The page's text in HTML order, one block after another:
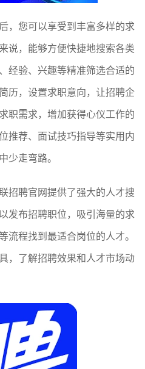
，您可以享受到丰富多样的求
说，能够方便快捷地搜索各类
经验、兴趣等精准筛选合适的
历，设置求职意向，让招聘企
职需求，增加获得心仪工作的
推荐、面试技巧指导等实用内
少走弯路。
招聘官网提供了强大的人才搜
发布招聘职位，吸引海量的求
流程找到最适合岗位的人才。
，了解招聘效果和人才市场动